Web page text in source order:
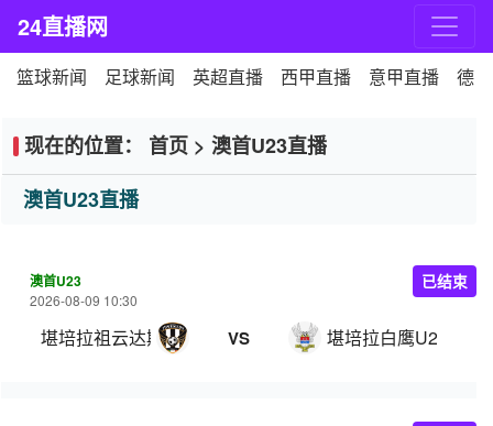
24直播网
篮球新闻 足球新闻 英超直播 西甲直播 意甲直播 德
现在的位置： 首页 > 澳首U23直播
澳首U23直播
澳首U23
2026-08-09 10:30
堪培拉祖云达斯U23 VS 堪培拉白鹰U23
已结束